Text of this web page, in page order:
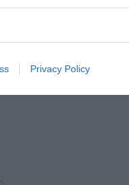
Privacy Policy
Policzyliśmy, ile może